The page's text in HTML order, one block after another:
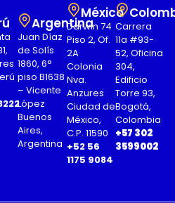
Argentina
Juan Díaz
de Solís
1860, 6°
piso B1638
– Vicente
López
Buenos
Aires,
Argentina
México
Darwin 74
Piso 2, Of.
2A
Colonia
Nva.
Anzures
Ciudad de
México,
C.P. 11590
+52 56
1175 9084
Carrera
11a #93-
52, Oficina
304,
Edificio
Torre 93,
Bogotá,
Colombia
+57 302
3599002